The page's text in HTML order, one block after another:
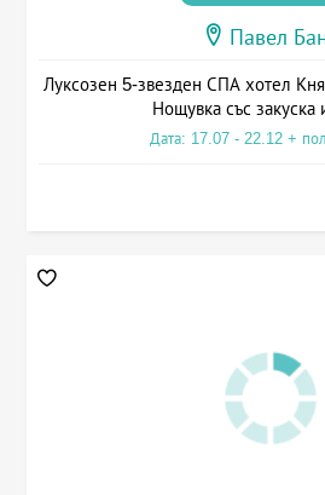
Павел
Луксозен 5-звезден СПА хотел
Нощувка със закуска
Дата: 17.07 - 22.12 +